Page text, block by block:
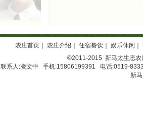
农庄首页｜ 农庄介绍 住宿餐饮｜ 娱乐休闲
©2011-2015 新马太生态农
联系人:凌文中 手机:15806199391 电话:0519-
新